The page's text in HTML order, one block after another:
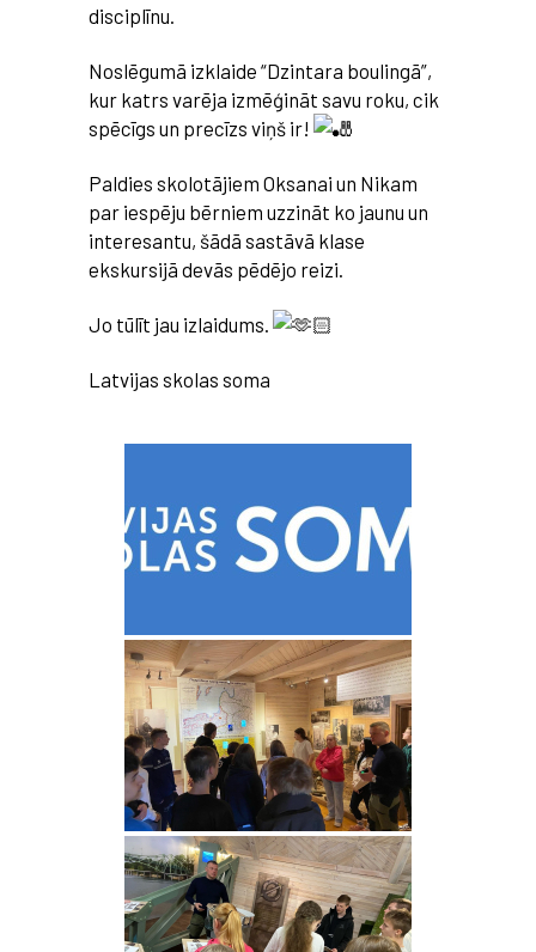
disciplīnu.
Noslēgumā izklaide “Dzintara boulingā”,
kur katrs varēja izmēģināt savu roku, cik
spēcīgs un precīzs viņš ir!
Paldies skolotājiem Oksanai un Nikam
par iespēju bērniem uzzināt ko jaunu un
interesantu, šādā sastāvā klase
ekskursijā devās pēdējo reizi.
Jo tūlīt jau izlaidums.
Latvijas skolas soma